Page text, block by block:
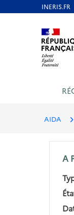
Aller au contenu
AIDA
A